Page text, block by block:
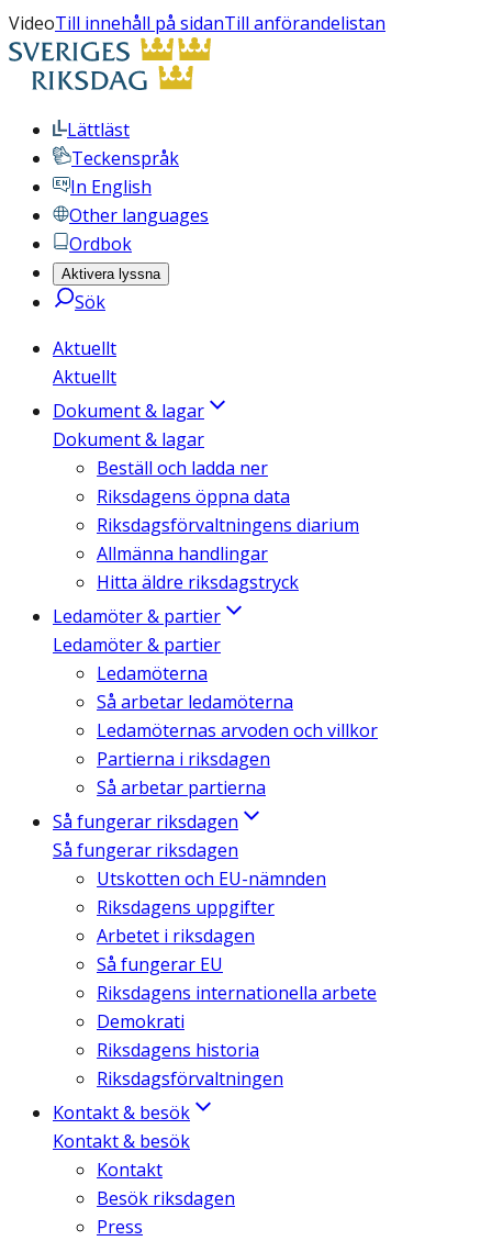
VideoTill innehåll på sidanTill anförandelistan
Lättläst
Teckenspråk
In English
Other languages
Ordbok
Aktivera lyssna
Sök
Aktuellt
Aktuellt
Dokument & lagar
Dokument & lagar
Beställ och ladda ner
Riksdagens öppna data
Riksdagsförvaltningens diarium
Allmänna handlingar
Hitta äldre riksdagstryck
Ledamöter & partier
Ledamöter & partier
Ledamöterna
Så arbetar ledamöterna
Ledamöternas arvoden och villkor
Partierna i riksdagen
Så arbetar partierna
Så fungerar riksdagen
Så fungerar riksdagen
Utskotten och EU-nämnden
Riksdagens uppgifter
Arbetet i riksdagen
Så fungerar EU
Riksdagens internationella arbete
Demokrati
Riksdagens historia
Riksdagsförvaltningen
Kontakt & besök
Kontakt & besök
Kontakt
Besök riksdagen
Press